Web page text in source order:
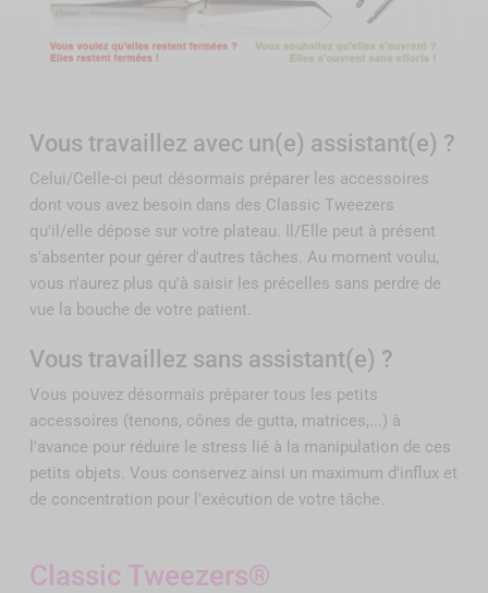
Vous travaillez avec un(e) assistant(e) ?
Celui/Celle-ci peut désormais préparer les accessoires
dont vous avez besoin dans des Classic Tweezers
qu'il/elle dépose sur votre plateau. Il/Elle peut à présent
s'absenter pour gérer d'autres tâches. Au moment voulu,
vous n'aurez plus qu'à saisir les précelles sans perdre de
vue la bouche de votre patient.
Vous travaillez sans assistant(e) ?
Vous pouvez désormais préparer tous les petits
accessoires (tenons, cônes de gutta, matrices,...) à
l'avance pour réduire le stress lié à la manipulation de ces
petits objets. Vous conservez ainsi un maximum d'influx et
de concentration pour l'exécution de votre tâche.
Classic Tweezers®